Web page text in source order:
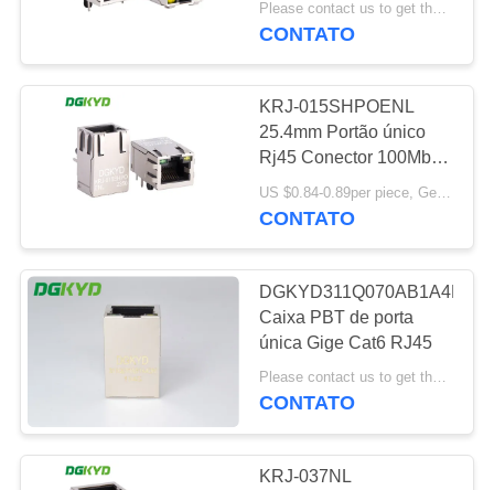
UMAS
CITAÇÕES
SITEMAP
POLÍTICA
DE
Único porto RJ45
conector de cat6
rj45
46
linha única
CONTATO
KRJ-015SHPOENL
25.4mm Portão único
Rj45 Conector 100Mbps
Filtragem transformador
integrado POE
US $0.84-0.89per piece, Get latest price MOQ:500 peças
CONTATO
DGKYD311Q070AB1A4DN
Caixa PBT de porta
única Gige Cat6 RJ45
Please contact us to get the latest price. MOQ:Negociação
CONTATO
KRJ-037NL